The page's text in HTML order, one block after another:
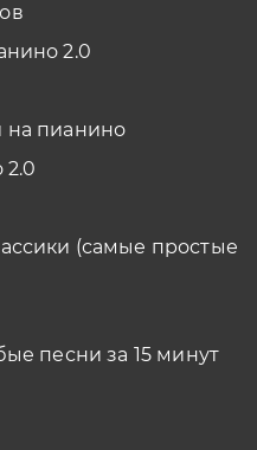
в тренажерах с
телефона?
2.0
на пианино
2.0
(самые простые
песни за 15 минут